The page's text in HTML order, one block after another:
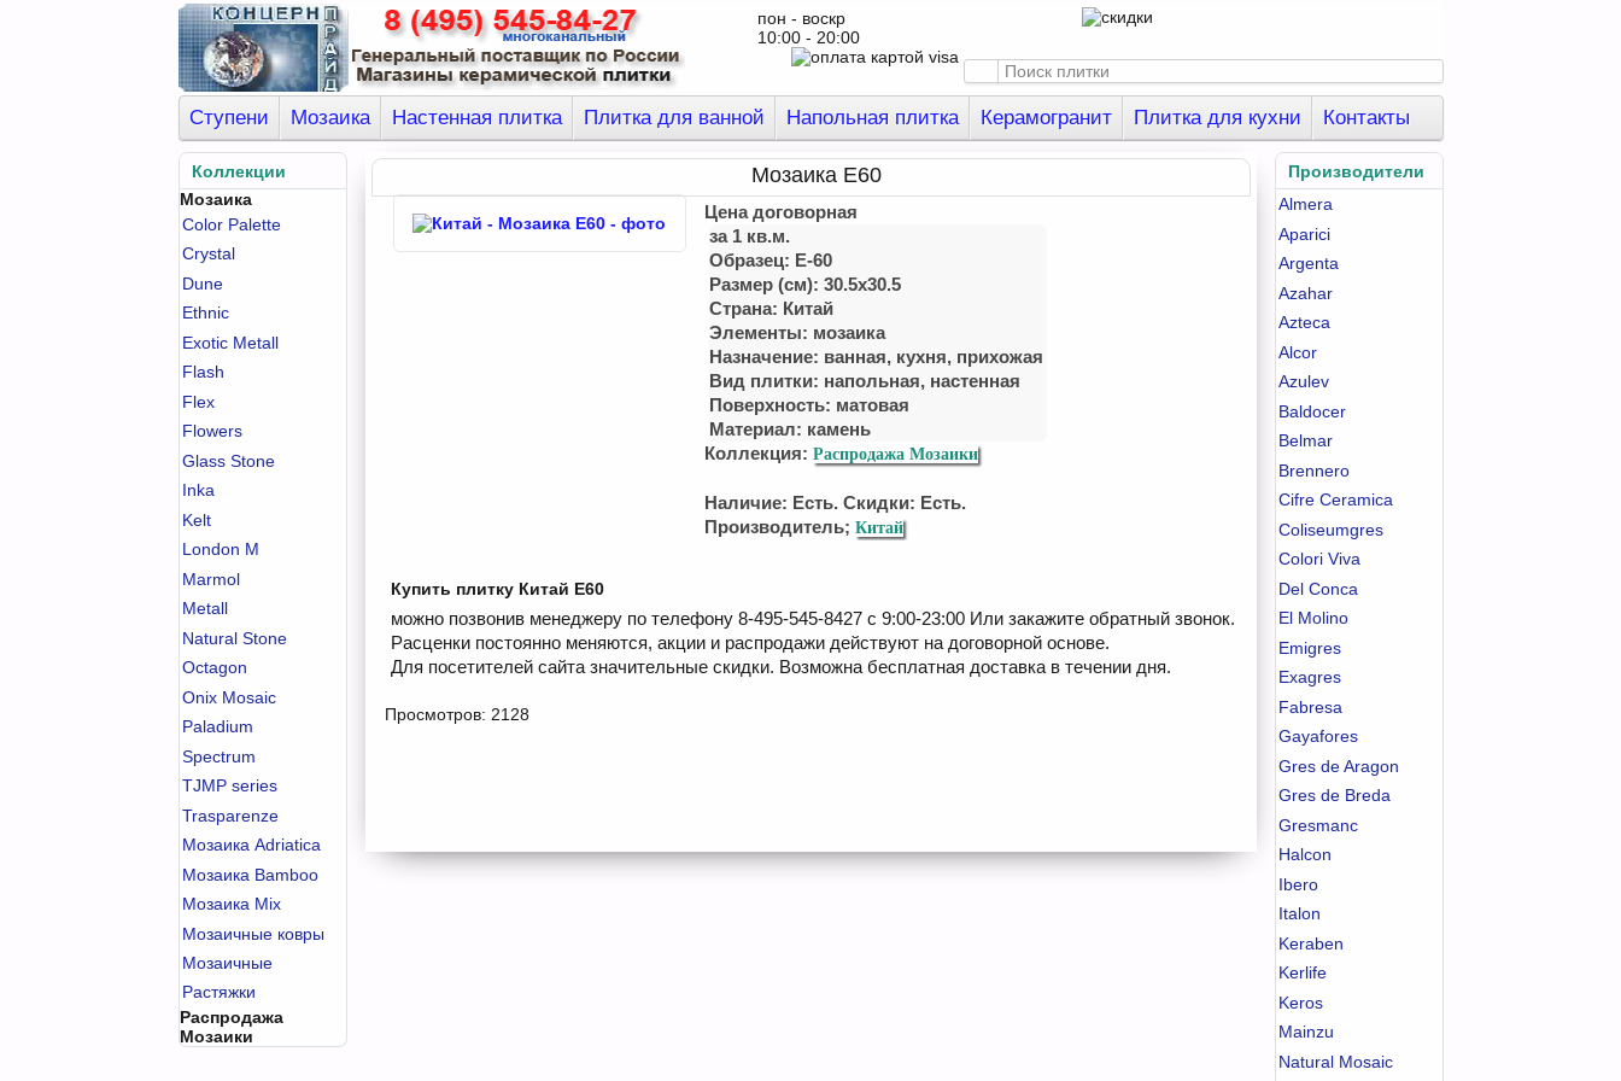
пон - воскр
10:00 - 20:00
Ступени Мозаика Настенная плитка Плитка для ванной Напольная плитка Керамогранит Плитка для кухни Контакты
Коллекции
Мозаика
Color Palette
Crystal
Dune
Ethnic
Exotic Metall
Flash
Flex
Flowers
Glass Stone
Inka
Kelt
London M
Marmol
Metall
Natural Stone
Octagon
Onix Mosaic
Paladium
Spectrum
TJMP series
Trasparenze
Мозаика Adriatica
Мозаика Bamboo
Мозаика Mix
Мозаичные ковры
Мозаичные
Растяжки
Распродажа
Мозаики
Производители
Almera
Aparici
Argenta
Azahar
Azteca
Alcor
Azulev
Baldocer
Belmar
Brennero
Cifre Ceramica
Coliseumgres
Colori Viva
Del Conca
El Molino
Emigres
Exagres
Fabresa
Gayafores
Gres de Aragon
Gres de Breda
Gresmanc
Halcon
Ibero
Italon
Keraben
Kerlife
Keros
Mainzu
Natural Mosaic
Мозаика E60
Цена договорная
за 1 кв.м.
Образец: E-60
Размер (см): 30.5x30.5
Страна: Китай
Элементы: мозаика
Назначение: ванная, куxня, приxожая
Вид плитки: напольная, настенная
Поверхность: матовая
Материал: камень
Коллекция:Распродажа Мозаики
Наличие: Есть. Скидки: Есть.
Производитель;Китай
Купить плитку Китай E60
можно позвонив менеджеру по телефону 8-495-545-8427 с 9:00-23:00 Или закажите обратный звонок.
Расценки постоянно меняются, акции и распродажи действуют на договорной основе.
Для посетителей сайта значительные скидки. Возможна бесплатная доставка в течении дня.
Просмотров: 2128